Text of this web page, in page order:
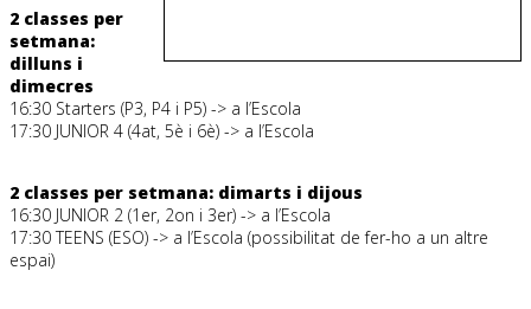
2 classes per
setmana:
dilluns i
dimecres
16:30 Starters (P3, P4 i P5) -> a l’Escola
17:30 JUNIOR 4 (4at, 5è i 6è) -> a l’Escola
2 classes per setmana: dimarts i dijous
16:30 JUNIOR 2 (1er, 2on i 3er) -> a l’Escola
17:30 TEENS (ESO) -> a l’Escola (possibilitat de fer-ho a un altre
espai)